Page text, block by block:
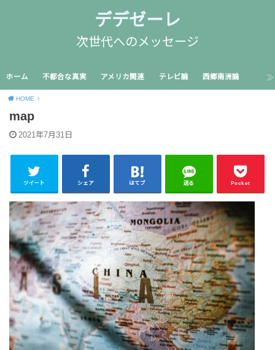
デデゼーレ
次世代へのメッセージ
ホーム 不都合な真実 アメリカ関連 テレビ論 西郷南洲論
HOME
map
2021年7月31日
ツイート シェア はてブ 送る Pocket